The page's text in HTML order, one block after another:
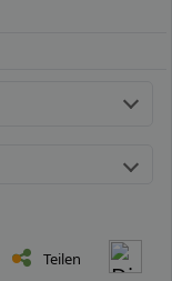
Teilen